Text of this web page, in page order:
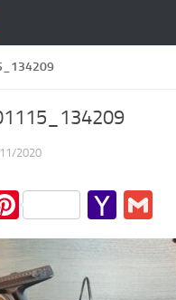
2020
PinterestYahoo
Mail